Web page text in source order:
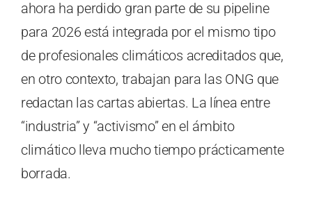
ahora ha perdido gran parte de su pipeline
para 2026 está integrada por el mismo tipo
de profesionales climáticos acreditados que,
en otro contexto, trabajan para las ONG que
redactan las cartas abiertas. La línea entre
“industria” y “activismo” en el ámbito
climático lleva mucho tiempo prácticamente
borrada.